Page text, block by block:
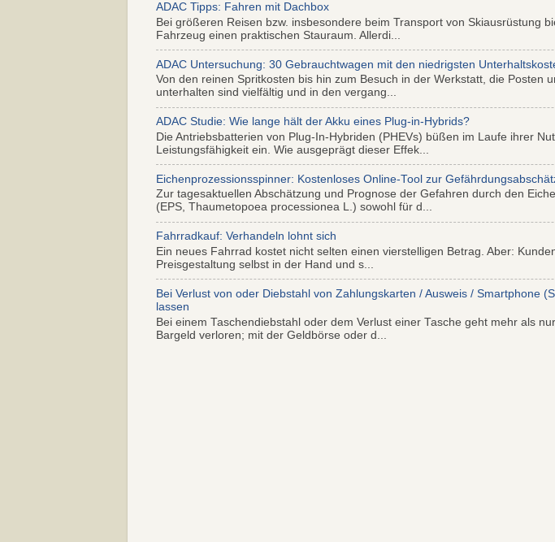
ADAC Tipps: Fahren mit Dachbox
Bei größeren Reisen bzw. insbesondere beim Transport von Skiausrüstung
Fahrzeug einen praktischen Stauraum. Allerdi...
ADAC Untersuchung: 30 Gebrauchtwagen mit den niedrigsten
Von den reinen Spritkosten bis hin zum Besuch in der Werkstatt, die Posten
unterhalten sind vielfältig und in den vergang...
ADAC Studie: Wie lange hält der Akku eines Plug-in-Hybrids?
Die Antriebsbatterien von Plug-In-Hybriden (PHEVs) büßen im Laufe ihrer
Leistungsfähigkeit ein. Wie ausgeprägt dieser Effek...
Eichenprozessionsspinner: Kostenloses Online-Tool zur
Zur tagesaktuellen Abschätzung und Prognose der Gefahren durch den
(EPS, Thaumetopoea processionea L.) sowohl für d...
Fahrradkauf: Verhandeln lohnt sich
Ein neues Fahrrad kostet nicht selten einen vierstelligen Betrag. Aber:
Preisgestaltung selbst in der Hand und s...
Bei Verlust von oder Diebstahl von Zahlungskarten / Ausweis / Smartphone
lassen
Bei einem Taschendiebstahl oder dem Verlust einer Tasche geht mehr als
Bargeld verloren; mit der Geldbörse oder d...